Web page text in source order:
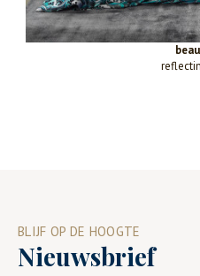
BLIJF OP DE HOOGTE
Nieuwsbrief